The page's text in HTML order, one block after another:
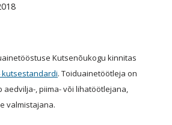
Kutsenõukogu kinnitas
. Toiduainetöötleja on
, piima- või lihatöötlejana,
valmistajana.